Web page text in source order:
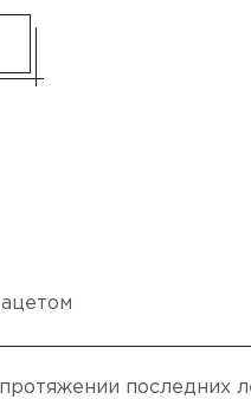
последних